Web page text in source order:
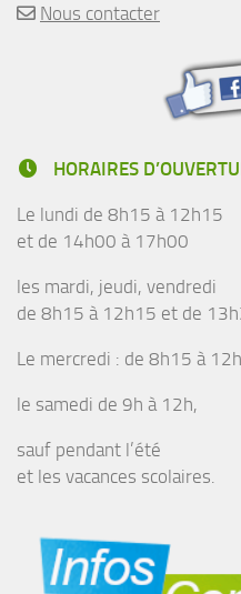
Nous contacter
HORAIRES
Le lundi de 8h15 à 12h15
et de 14h00 à 17h00
les mardi, jeudi, vendredi
de 8h15 à 12h15 et de
Le mercredi : de 8h15 à
le samedi de 9h à 12h,
sauf pendant l’été
et les vacances scolaires.